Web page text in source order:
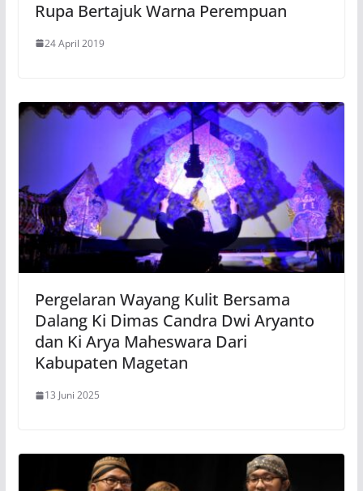
Rupa Bertajuk Warna Perempuan
24 April 2019
Pergelaran Wayang Kulit Bersama
Dalang Ki Dimas Candra Dwi Aryanto
dan Ki Arya Maheswara Dari
Kabupaten Magetan
13 Juni 2025